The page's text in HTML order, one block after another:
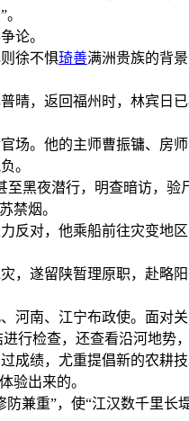
论。
徐不惧琦善满洲贵族的背
晴，返回福州时，林宾日已
。他的主师曹振镛、房师
。
黑夜潜行，明查暗访，验
禁烟。
反对，他乘船前往灾变地
，遂留陕暂理原职，赴略
河南、江宁布政使。面对
行检查，还查看沿河地势
成绩，尤重提倡新的农耕
验出来的。
兼重”，使“江汉数千里长